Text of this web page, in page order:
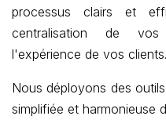
processus clairs et
centralisation de
l'expérience de vos clients.
Nous déployons des
simplifiée et harmonieuse